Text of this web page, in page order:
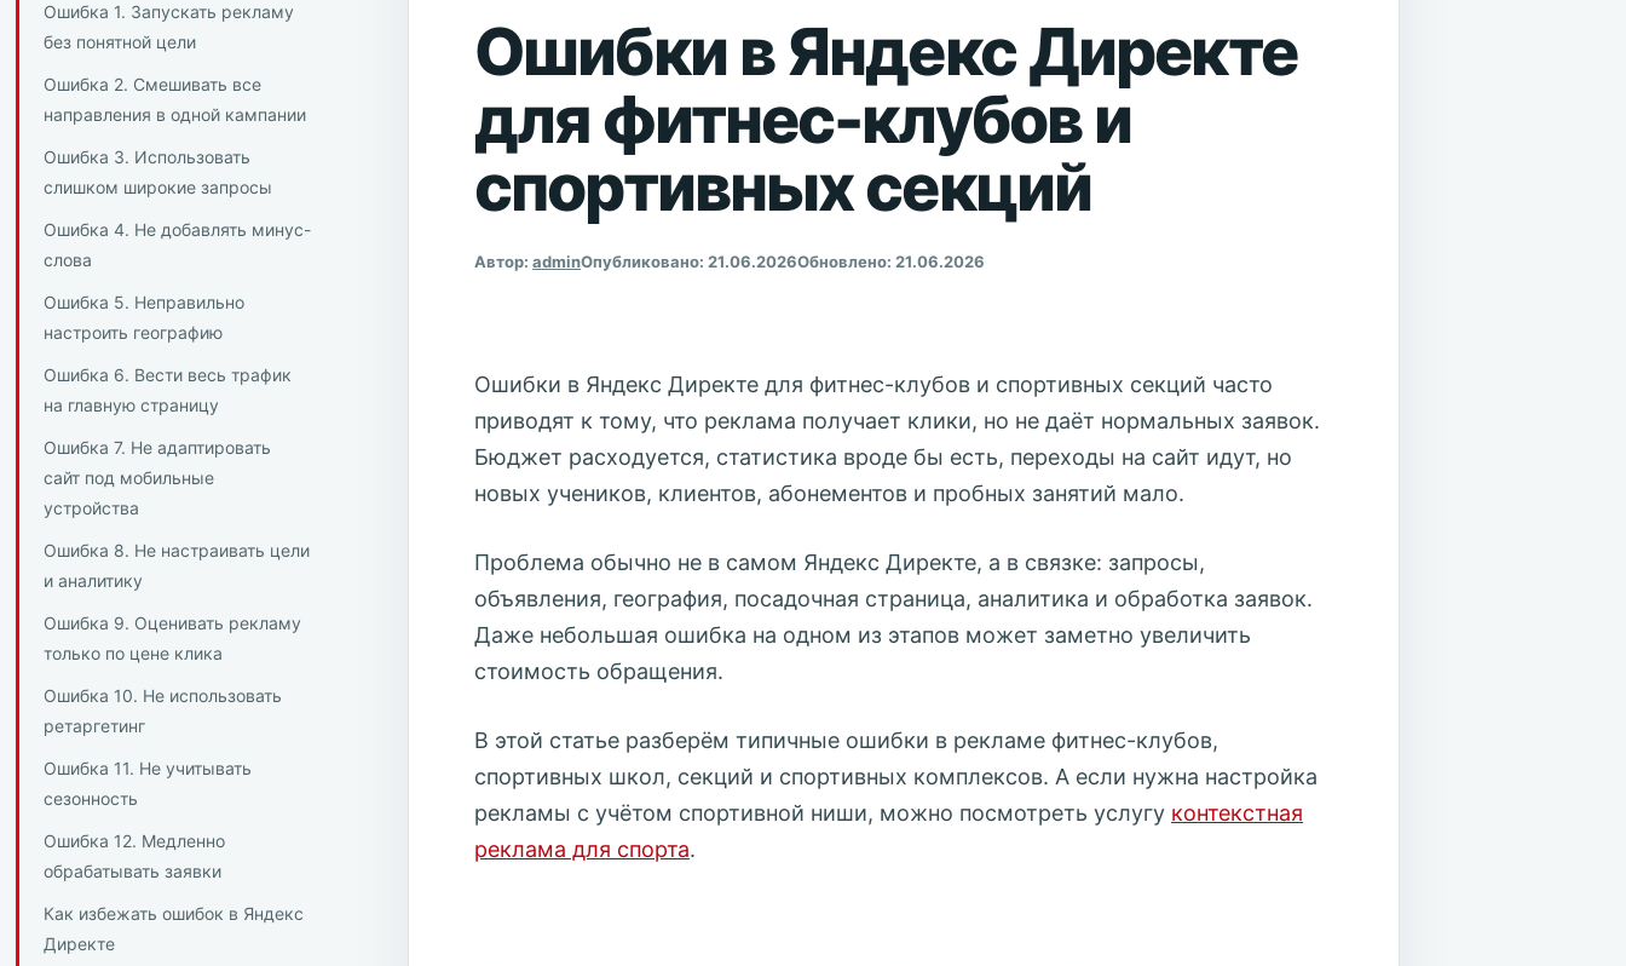
Ошибка 1. Запускать рекламу
без понятной цели
Ошибка 2. Смешивать все
направления в одной кампании
Ошибка 3. Использовать
слишком широкие запросы
Ошибка 4. Не добавлять минус-
слова
Ошибка 5. Неправильно
настроить географию
Ошибка 6. Вести весь трафик
на главную страницу
Ошибка 7. Не адаптировать
сайт под мобильные
устройства
Ошибка 8. Не настраивать цели
и аналитику
Ошибка 9. Оценивать рекламу
только по цене клика
Ошибка 10. Не использовать
ретаргетинг
Ошибка 11. Не учитывать
сезонность
Ошибка 12. Медленно
обрабатывать заявки
Как избежать ошибок в Яндекс
Директе
Ошибки в Яндекс Директе
для фитнес-клубов и
спортивных секций
Автор:adminОпубликовано: 21.06.2026Обновлено: 21.06.2026
Ошибки в Яндекс Директе для фитнес-клубов и спортивных секций часто
приводят к тому, что реклама получает клики, но не даёт нормальных заявок.
Бюджет расходуется, статистика вроде бы есть, переходы на сайт идут, но
новых учеников, клиентов, абонементов и пробных занятий мало.
Проблема обычно не в самом Яндекс Директе, а в связке: запросы,
объявления, география, посадочная страница, аналитика и обработка заявок.
Даже небольшая ошибка на одном из этапов может заметно увеличить
стоимость обращения.
В этой статье разберём типичные ошибки в рекламе фитнес-клубов,
спортивных школ, секций и спортивных комплексов. А если нужна настройка
рекламы с учётом спортивной ниши, можно посмотреть услугу контекстная
реклама для спорта.